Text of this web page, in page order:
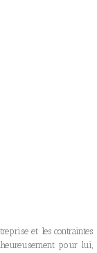
et les contraintes
pour lui,